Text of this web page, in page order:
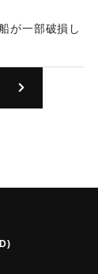
が一部破損し